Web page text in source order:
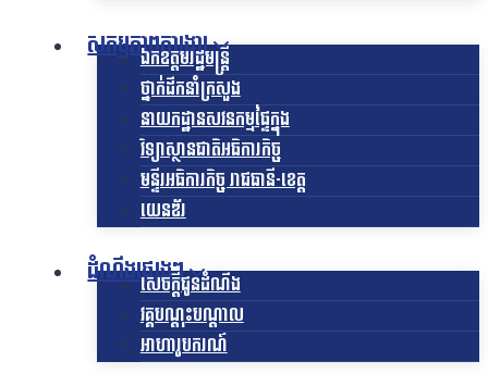
សកម្មភាពការងារ
ឯកឧត្ដមរដ្ឋមន្ត្រី
ថ្នាក់ដឹកនាំក្រសួង
នាយកដ្ឋានសវនកម្មផ្ទៃក្នុង
វិទ្យាស្ថានជាតិអធិការកិច្ច
មន្ទីរអធិការកិច្ច រាជធានី-ខេត្ត
យេនឌ័រ
ដំណឹងផ្សេងៗសេចក្តីជូនដំណឹង
វគ្គបណ្តុះបណ្តាល
អាហារូបករណ៍